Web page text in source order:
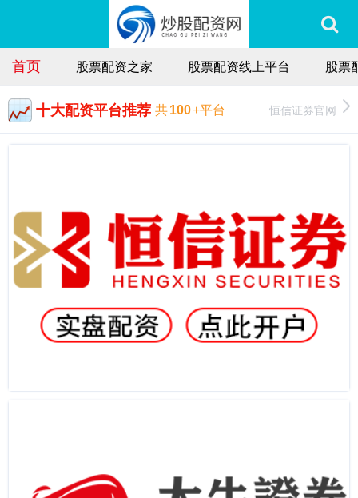
首页 股票配资之家 股票配资线上平台 股票
十大配资平台推荐 共100+平台 恒信证券官网